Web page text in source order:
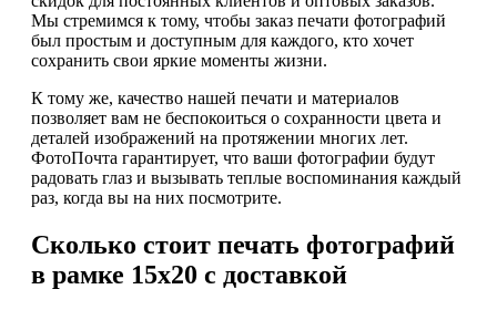
Мы стремимся к тому, чтобы заказ печати фотографий
был простым и доступным для каждого, кто хочет
сохранить свои яркие моменты жизни.
К тому же, качество нашей печати и материалов
позволяет вам не беспокоиться о сохранности цвета и
деталей изображений на протяжении многих лет.
ФотоПочта гарантирует, что ваши фотографии будут
радовать глаз и вызывать теплые воспоминания каждый
раз, когда вы на них посмотрите.
Сколько стоит печать фотографий
в рамке 15х20 с доставкой